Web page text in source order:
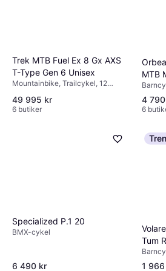
Trek MTB Fuel Ex 8 Gx AXS
T-Type Gen 6 Unisex
Mountainbike, Trailcykel, 12
49 995 kr
6 butiker
MTB
4
6
Specialized P.1 20
BMX-cykel
6 490 kr
Tum
1